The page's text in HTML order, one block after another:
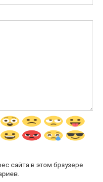
сайта в этом браузере